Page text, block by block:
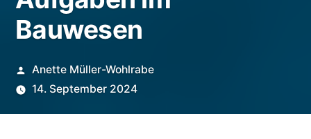
Bauwesen
Veröffentlicht
von
Anette Müller-Wohlrabe
14. September 2024